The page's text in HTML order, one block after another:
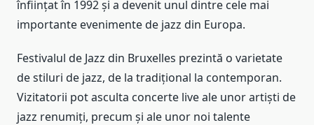
înființat în 1992 și a devenit unul dintre cele mai
importante evenimente de jazz din Europa.
Festivalul de Jazz din Bruxelles prezintă o varietate
de stiluri de jazz, de la tradițional la contemporan.
Vizitatorii pot asculta concerte live ale unor artiști de
jazz renumiți, precum și ale unor noi talente